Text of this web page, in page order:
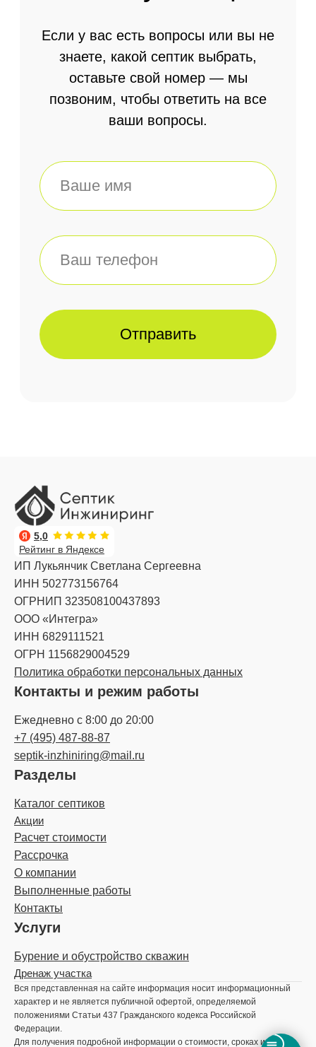
Рейтинг в Яндексе
5,0
ИП Лукьянчик Светлана Сергеевна
ИНН 502773156764
ОГРНИП 323508100437893
ООО «Интегра»
ИНН 6829111521
ОГРН 1156829004529
Политика обработки персональных данных
Контакты и режим работы
Ежедневно с 8:00 до 20:00
+7 (495) 487-88-87
septik-inzhiniring@mail.ru
Разделы
Каталог септиков
Акции
Расчет стоимости
Рассрочка
О компании
Выполненные работы
Контакты
Услуги
Бурение и обустройство скважин
Дренаж участка
Вся представленная на сайте информация носит информационный
характер и не является публичной офертой, определяемой
положениями Статьи 437 Гражданского кодекса Российской
Федерации.
Для получения подробной информации о стоимости, сроках и